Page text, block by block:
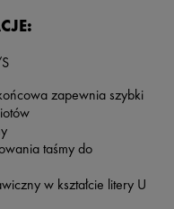
zapewnia szybki
taśmy do
w kształcie litery U